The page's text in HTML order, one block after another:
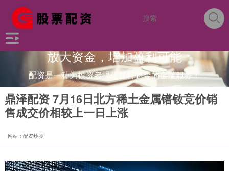
放大资金，增加盈利可能
配资是一种为投资者提供杠杆资金的金融服务！
鼎泽配资 7月16日北方稀土金属镨钕竞价销
售成交价相较上一日上涨
网站：配资炒股